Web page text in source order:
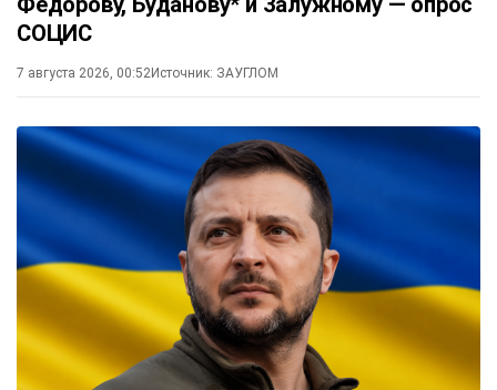
СОЦИС
7 августа 2026, 00:52Источник: ЗАУГЛОМ